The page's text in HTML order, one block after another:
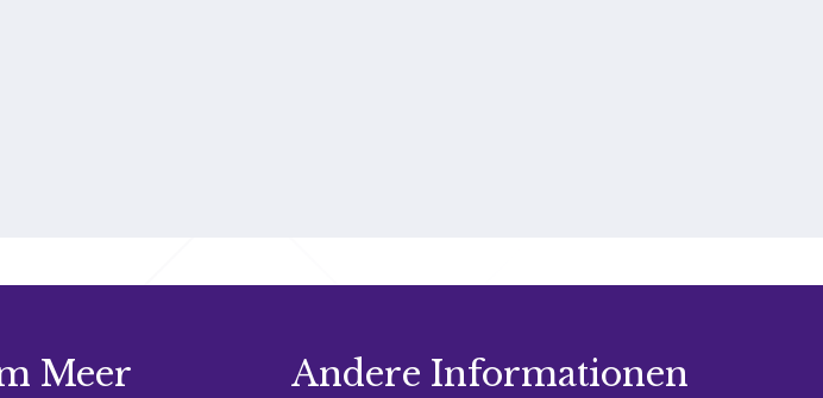
Meer Andere Informationen